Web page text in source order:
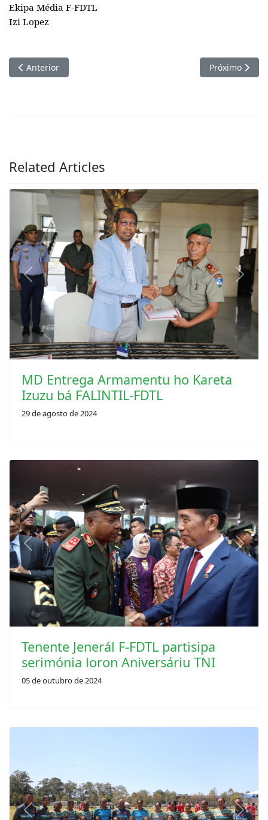
Ekipa Média F-FDTL
Izi Lopez
Artigo anterior: Komandu F-FDTL Hamutuk Ho MD Enkontru
Anterior Próximo
Próximo
Related Articles
Previous Next
MD Entrega Armamentu ho Kareta
Izuzu bá FALINTIL-FDTL
29 de agosto de 2024
Previous Next
Tenente Jenerál F-FDTL partisipa
serimónia loron Aniversáriu TNI
05 de outubro de 2024
Previous Next